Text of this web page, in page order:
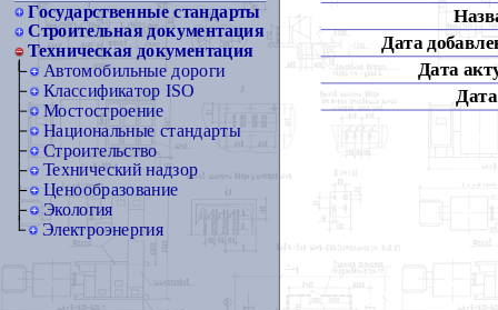
Государственные стандарты
Строительная документация
Техническая документация
Автомобильные дороги
Классификатор ISO
Мостостроение
Национальные стандарты
Строительство
Технический надзор
Ценообразование
Экология
Электроэнергия
Дата
Дата